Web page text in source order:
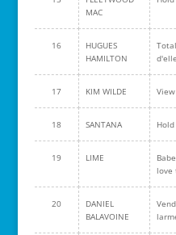
MAC
16
HUGUES
HAMILTON
d'elle
17 KIM WILDE
18 SANTANA
19 LIME
love
20
DANIEL
BALAVOINE